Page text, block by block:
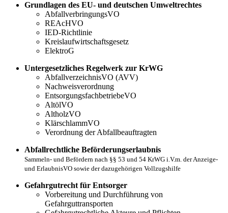
Grundlagen des EU- und deutschen Umweltrechtes
AbfallverbringungsVO
REAcHVO
IED-Richtlinie
Kreislaufwirtschaftsgesetz
ElektroG
Untergesetzliches Regelwerk zur KrWG
AbfallverzeichnisVO (AVV)
Nachweisverordnung
EntsorgungsfachbetriebeVO
AltölVO
AltholzVO
KlärschlammVO
Verordnung der Abfallbeauftragten
Abfallrechtliche Beförderungserlaubnis
Sammeln- und Befördern nach §§ 53 und 54 KrWG i.V.m. der Anzeige-
und ErlaubnisVO sowie der dazugehörigen Vollzugshilfe
Gefahrgutrecht für Entsorger
Vorbereitung und Durchführung von
Gefahrguttransporten